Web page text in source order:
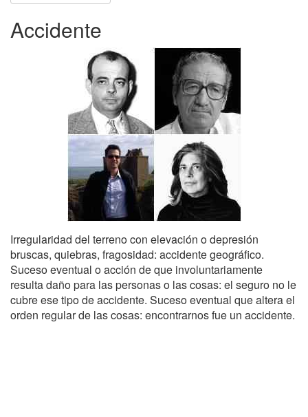
Accidente
Irregularidad del terreno con elevación o depresión
bruscas, quiebras, fragosidad: accidente geográfico.
Suceso eventual o acción de que involuntariamente
resulta daño para las personas o las cosas: el seguro no le
cubre ese tipo de accidente. Suceso eventual que altera el
orden regular de las cosas: encontrarnos fue un accidente.